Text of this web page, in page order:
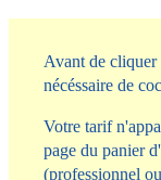
Avant de cliquer
nécéssaire de
Votre tarif
page du panier
(professionnel